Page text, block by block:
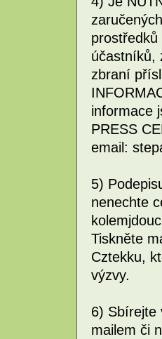
účastníků,
zbraní
informace
PRESS
email:
5)
nenechte
Tiskněte
Cztekku,
výzvy.
6) Sbírejte
mailem či